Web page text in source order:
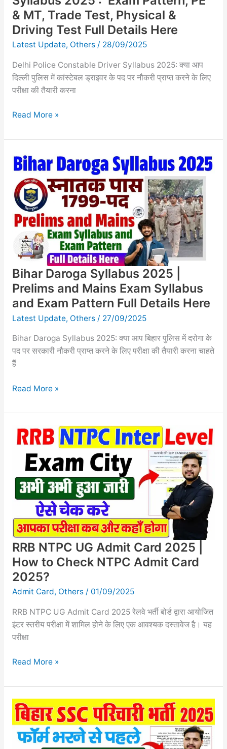
& MT, Trade Test, Physical &
Driving Test Full Details Here
Latest Update, Others/ 28/09/2025
Delhi Police Constable Driver Syllabus 2025: क्या आप
दिल्ली पुलिस में कांस्टेबल ड्राइवर के पद पर नौकरी प्राप्त करने के लिए
परीक्षा की तैयारी करना
Trade
Test,
Physical
&
Driving
Test
Full
Here
Read More »
Bihar Daroga Syllabus 2025 |
Prelims and Mains Exam Syllabus
and Exam Pattern Full Details Here
Latest Update, Others/ 27/09/2025
Bihar Daroga Syllabus 2025: क्या आप बिहार पुलिस में दरोगा के
पद पर सरकारी नौकरी प्राप्त करने के लिए परीक्षा की तैयारी करना चाहते
हैं
Daroga
Syllabus
2025
Prelims
and
Mains
Exam
Syllabus
and
Exam
Pattern
Full
Details
Here
Read More »
RRB NTPC UG Admit Card 2025 |
How to Check NTPC Admit Card
2025?
Admit Card, Others/ 01/09/2025
RRB NTPC UG Admit Card 2025 रेलवे भर्ती बोर्ड द्वारा आयोजित
इंटर स्तरीय परीक्षा में शामिल होने के लिए एक आवश्यक दस्तावेज है। यह
परीक्षा
NTPC
UG
Admit
Card
2025
to
Check
NTPC
Admit
Card
2025?
Read More »
SSC
Parichari
Vacancy
2025